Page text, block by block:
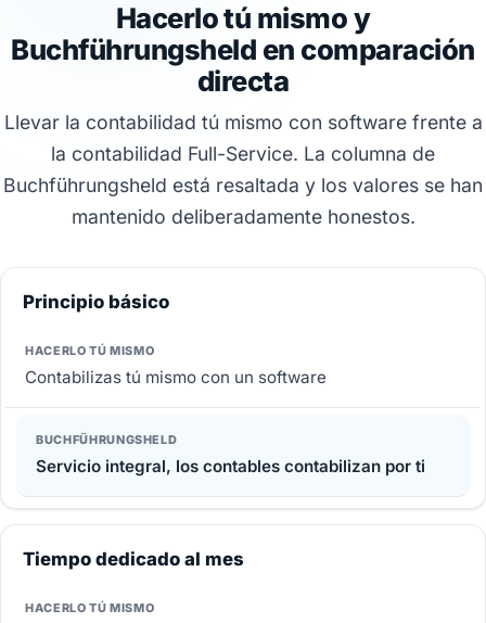
Hacerlo tú mismo y
Buchführungsheld en comparación
directa
Llevar la contabilidad tú mismo con software frente a
la contabilidad Full-Service. La columna de
Buchführungsheld está resaltada y los valores se han
mantenido deliberadamente honestos.
Principio básico
Contabilizas tú mismo con un software
Servicio integral, los contables contabilizan por ti
Tiempo dedicado al mes